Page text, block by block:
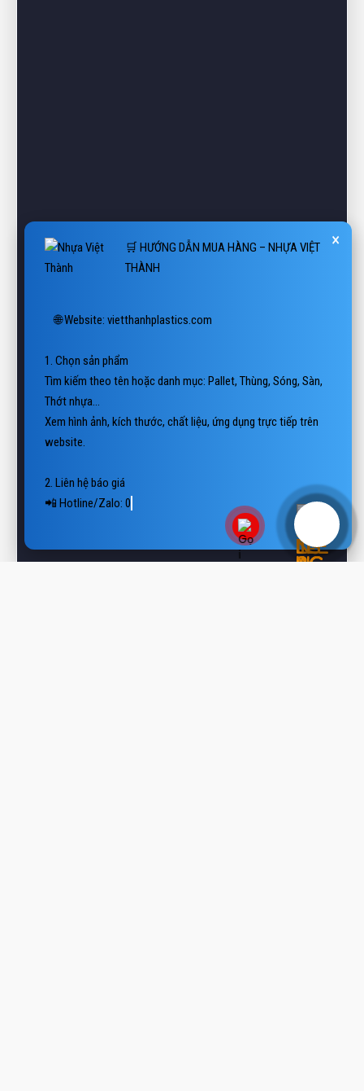
×
THÀNH
Tìm kiếm theo tên hoặc danh mục: Pallet, Thùng, Sóng, Sàn,
Thớt nhựa…
Xem hình ảnh, kích thước, chất liệu, ứng dụng trực tiếp trên
website.
📲 Hotline/Zalo: 0938 806 222
📨 Email: vietthanhplastics@